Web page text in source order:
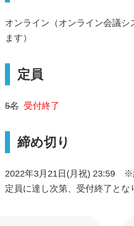
オンライン（オンライン会議シ
ます）
定員
5名 受付終了
締め切り
2022年3月21日(月祝) 23:59 ※
定員に達し次第、受付終了とな